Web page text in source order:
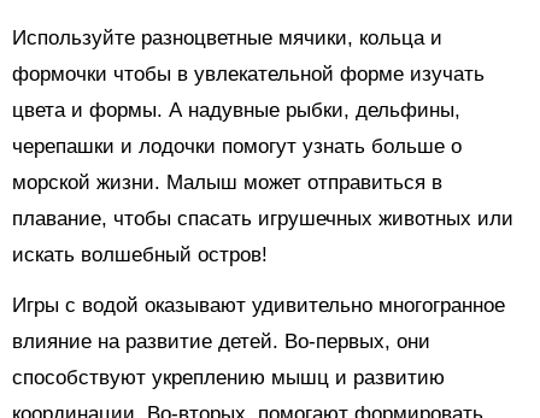
Используйте разноцветные мячики, кольца и
формочки чтобы в увлекательной форме изучать
цвета и формы. А надувные рыбки, дельфины,
черепашки и лодочки помогут узнать больше о
морской жизни. Малыш может отправиться в
плавание, чтобы спасать игрушечных животных или
искать волшебный остров!
Игры с водой оказывают удивительно многогранное
влияние на развитие детей. Во-первых, они
способствуют укреплению мышц и развитию